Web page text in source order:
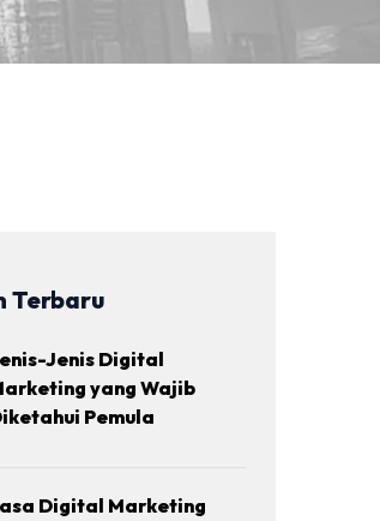
Terbaru
Jenis Digital
yang Wajib
Pemula
Digital Marketing